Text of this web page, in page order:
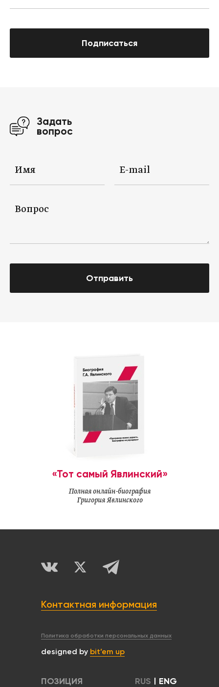
Подписаться
Задать
вопрос
Отправить
«Тот самый Явлинский»
Полная онлайн-биография
Григория Явлинского
Контактная информация
Политика обработки персональных данных
designed by bit’em up
ПОЗИЦИЯ RUS | ENG